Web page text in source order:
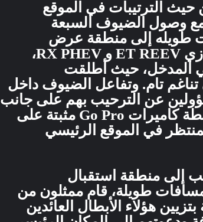
حيث الترتيبات في الموقع
ومع وصول الضيوف السبعة
طويله إلى منطقة عرض
السيارات على متن سياراتهم من طرازي ET REEV و RX PHEV،
المدخل، حيث أطلقت
تام. وتفاعل الضيوف داخل
عن الترحيب بهم على جانب
الطريق، وتم التقاط هذا المشهد بواسطة كاميرات Go Pro مثبتة على
في الموقع الرئيسي
إلى منطقة استقبال
طويلة، قام ممثلون من
هؤلاء الأبطال العائدين